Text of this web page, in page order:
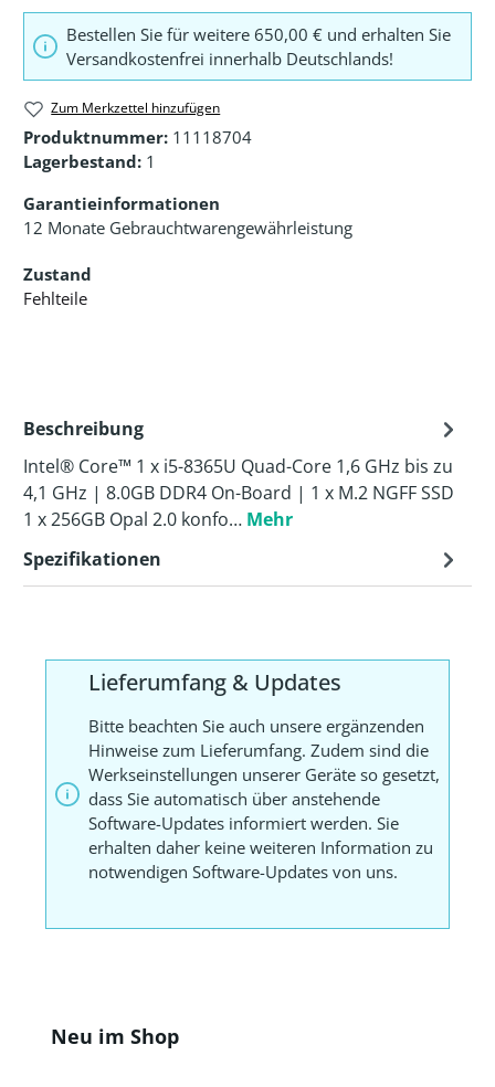
Bestellen Sie für weitere 650,00 € und erhalten Sie
Versandkostenfrei innerhalb Deutschlands!
Zum Merkzettel hinzufügen
Produktnummer: 11118704
Lagerbestand: 1
Garantieinformationen
12 Monate Gebrauchtwarengewährleistung
Zustand
Fehlteile
Beschreibung
Intel® Core™ 1 x i5-8365U Quad-Core 1,6 GHz bis zu
4,1 GHz | 8.0GB DDR4 On-Board | 1 x M.2 NGFF SSD
1 x 256GB Opal 2.0 konfo… Mehr
Spezifikationen
Lieferumfang & Updates
Bitte beachten Sie auch unsere ergänzenden
Hinweise zum Lieferumfang. Zudem sind die
Werkseinstellungen unserer Geräte so gesetzt,
dass Sie automatisch über anstehende
Software-Updates informiert werden. Sie
erhalten daher keine weiteren Information zu
notwendigen Software-Updates von uns.
Produktgalerie überspringen
Neu im Shop